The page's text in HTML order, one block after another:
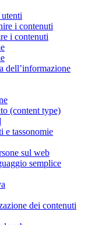
i contenuti
i contenuti
dell’informazione
(content type)
e tassonomie
sul web
semplice
dei contenuti